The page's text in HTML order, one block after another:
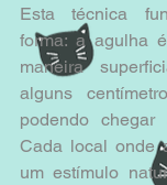
Esta técnica
forma: a agulha
maneira
alguns
podendo chegar
Cada local onde
um estímulo